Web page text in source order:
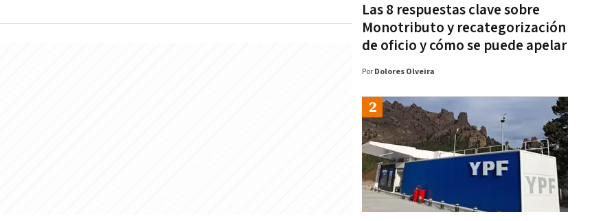
Las 8 respuestas clave sobre
Monotributo y recategorización
de oficio y cómo se puede apelar
Por Dolores Olveira